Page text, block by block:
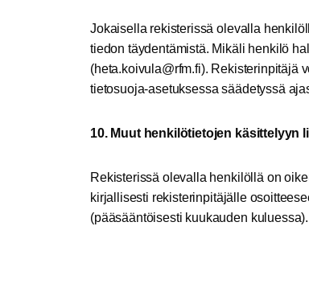
Jokaisella rekisterissä olevalla
tiedon täydentämistä. Mikäli henkilö
(
if.mf
r@alu
viok.
ateh
). Rekisterinpitäjä
tietosuoja-asetuksessa säädetyssä
10. Muut henkilötietojen käsittelyyn
Rekisterissä olevalla henkilöllä on
kirjallisesti rekisterinpitäjälle
(pääsääntöisesti kuukauden kuluessa).